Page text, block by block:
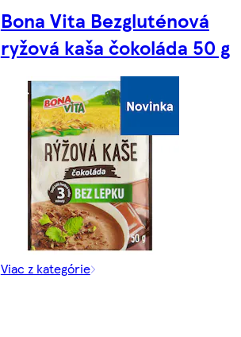
Bona Vita Bezgluténová
ryžová kaša čokoláda 50 g
Viac z kategórie